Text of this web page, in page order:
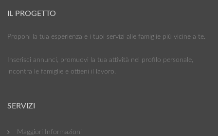
IL PROGETTO
Proponi la tua esperienza e i tuoi servizi alle famiglie più vicine a te.
Inserisci annunci, promuovi la tua attività nel profilo personale,
incontra le famiglie e ottieni il lavoro.
SERVIZI
Maggiori Informazioni